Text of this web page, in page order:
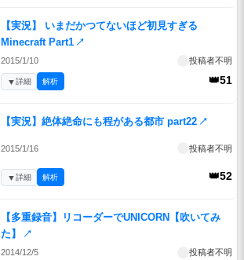
【実況】 いまだかつてないほど初見すぎる
Minecraft Part1 ↗
2015/1/10 投稿者不明
👑51
▼詳細 解析
【実況】絶体絶命にも程がある都市 part22 ↗
2015/1/16 投稿者不明
👑52
▼詳細 解析
【多重録音】リコーダーでUNICORN【吹いてみ
た】
↗
2014/12/5 投稿者不明